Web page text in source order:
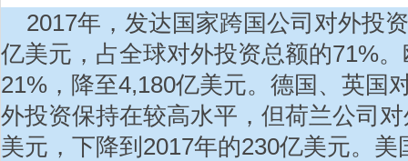
2017年，发达国家跨国公司对外投
亿美元，占全球对外投资总额的71%
21%，降至4,180亿美元。德国、英国
外投资保持在较高水平，但荷兰公司
美元，下降到2017年的230亿美元。